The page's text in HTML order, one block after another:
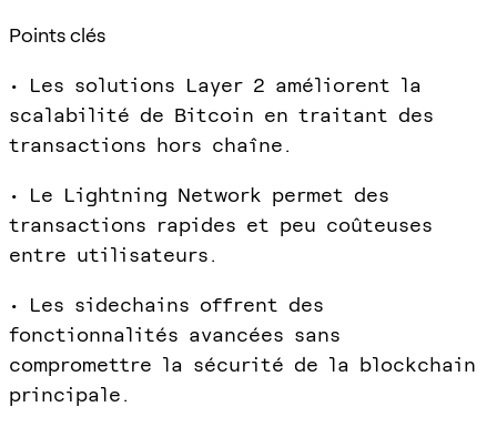
Points clés
• Les solutions Layer 2 améliorent la
scalabilité de Bitcoin en traitant des
transactions hors chaîne.
• Le Lightning Network permet des
transactions rapides et peu coûteuses
entre utilisateurs.
• Les sidechains offrent des
fonctionnalités avancées sans
compromettre la sécurité de la blockchain
principale.